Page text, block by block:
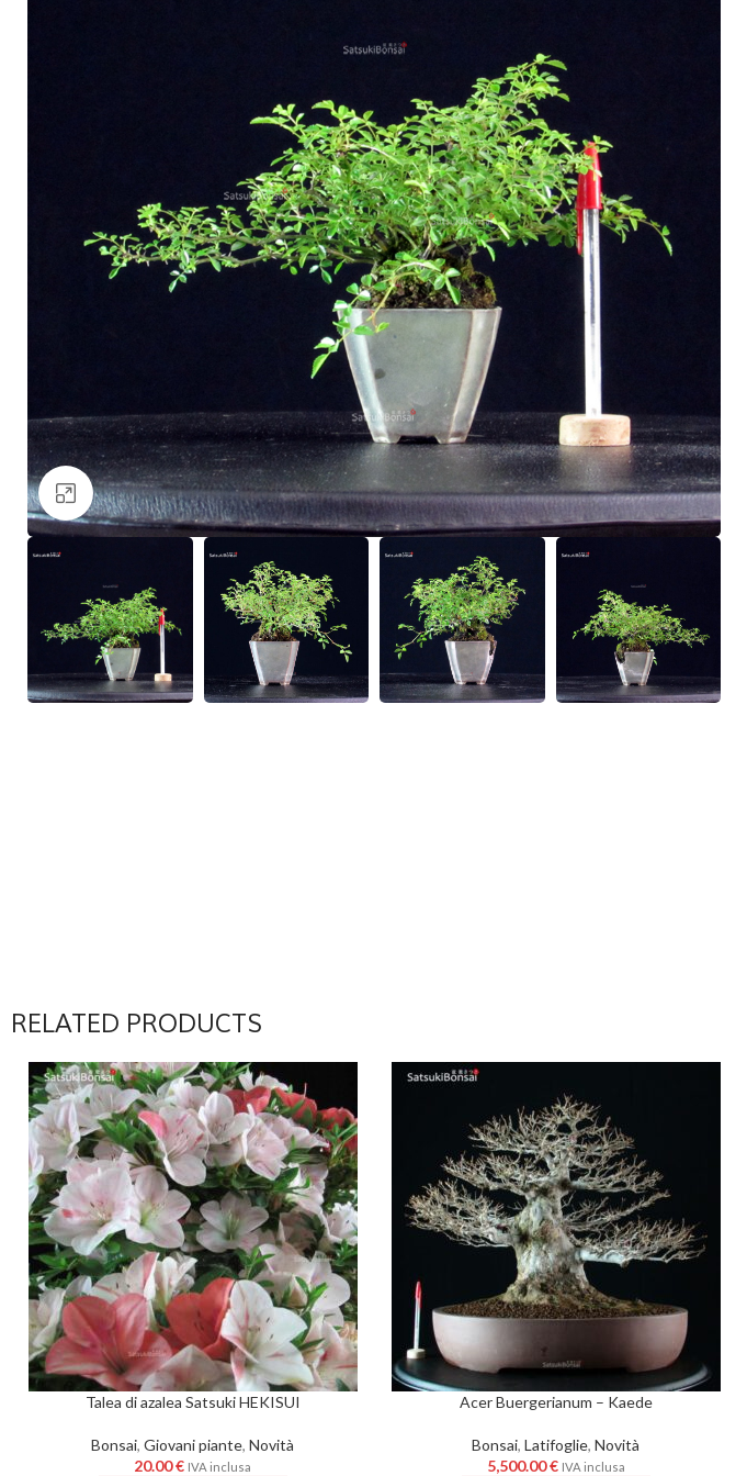
Clicca per ingrandire
RELATED PRODUCTS
Talea di azalea Satsuki HEKISUI
Bonsai, Giovani piante, Novità
20.00€ IVA inclusa
Acer Buergerianum – Kaede
Bonsai, Latifoglie, Novità
5,500.00€ IVA inclusa